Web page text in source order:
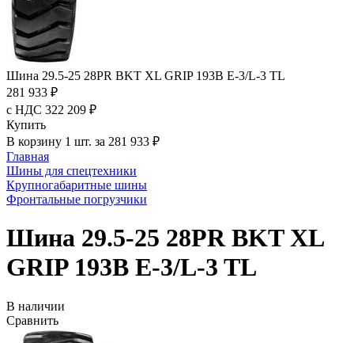
Шина 29.5-25 28PR BKT XL GRIP 193B E-3/L-3 TL
281 933 ₽
с НДС 322 209 ₽
Купить
В корзину 1 шт. за 281 933 ₽
Главная
Шины для спецтехники
Крупногабаритные шины
Фронтальные погрузчики
Шина 29.5-25 28PR BKT XL
GRIP 193B E-3/L-3 TL
В наличии
Сравнить